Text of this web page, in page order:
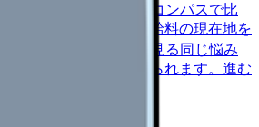
ます。
給料コンパスで比
施設形態から、今の給料の現在地を
匿名掲示板で本音を見る 同じ悩み
だけの問題か確かめられます。 進む